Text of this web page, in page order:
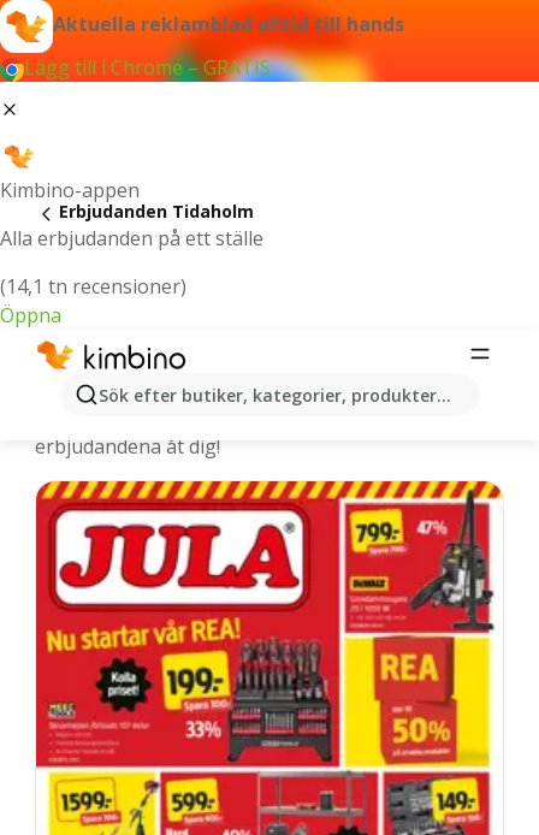
Aktuella reklamblad alltid till hands
Lägg till i Chrome – GRATIS
Kimbino-appen
Alla erbjudanden på ett ställe
(14,1 tn recensioner)
Öppna
Sök efter butiker, kategorier, produkter...
Erbjudanden Tidaholm
Tidaholm - De senaste erbjudandena
erbjudandena åt dig!